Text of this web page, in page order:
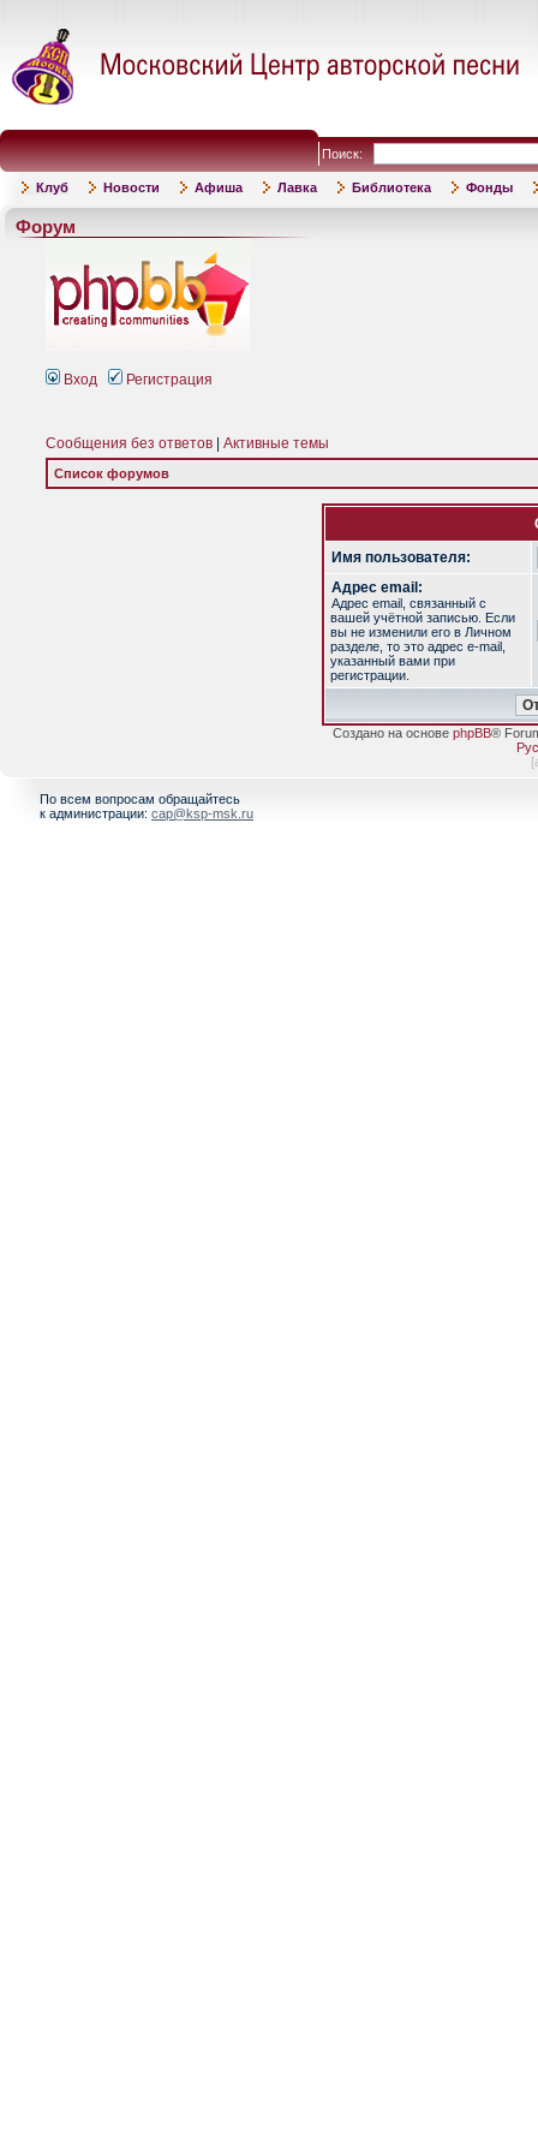
Поиск:
Клуб Новости Афиша Лавка Библиотека Фонды
Форум
Вход Регистрация
Сообщения без ответов Активные темы
Список форумов
Имя пользователя:
Адрес email:
Адрес email, связанный с
вашей учётной записью. Если
вы не изменили его в Личном
разделе, то это адрес e-mail,
указанный вами при
регистрации.
Создано на основе phpBB®
[
По всем вопросам обращайтесь
к администрации: cap@ksp-msk.ru